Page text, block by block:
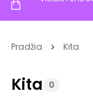
Pradžia Kita
Kita 0